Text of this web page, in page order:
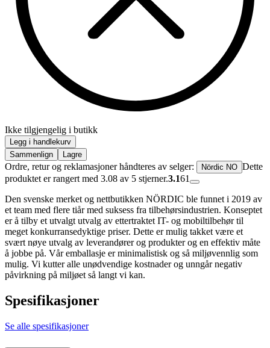
Ikke tilgjengelig i butikk
Legg i handlekurv
Sammenlign
Lagre
Ordre, retur og reklamasjoner håndteres av selger: Nördic NO Dette
produktet er rangert med 3.08 av 5 stjerner.3.161
Den svenske merket og nettbutikken NÖRDIC ble funnet i 2019 av
et team med flere tiår med suksess fra tilbehørsindustrien. Konseptet
er å tilby et utvalgt utvalg av ettertraktet IT- og mobiltilbehør til
meget konkurransedyktige priser. Dette er mulig takket være et
svært nøye utvalg av leverandører og produkter og en effektiv måte
å jobbe på. Vår emballasje er minimalistisk og så miljøvennlig som
mulig. Vi kutter alle unødvendige kostnader og unngår negativ
påvirkning på miljøet så langt vi kan.
Spesifikasjoner
Se alle spesifikasjoner